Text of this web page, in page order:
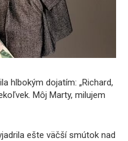
hlbokým dojatím: „Richard,
Môj Marty, milujem
ešte väčší smútok nad